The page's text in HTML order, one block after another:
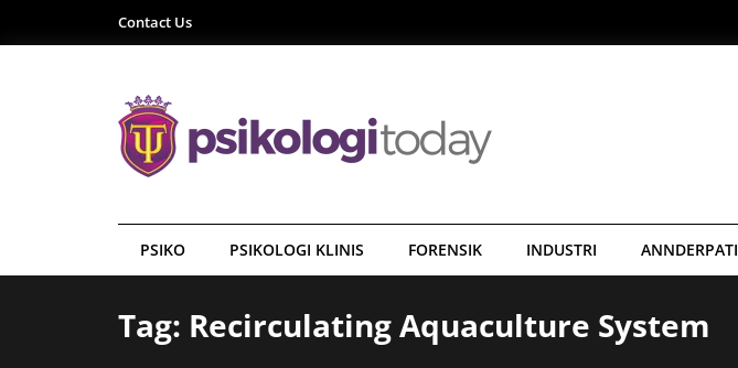
Contact Us
PSIKO PSIKOLOGI KLINIS FORENSIK INDUSTRI ANNDERPATI
Tag: Recirculating Aquaculture System